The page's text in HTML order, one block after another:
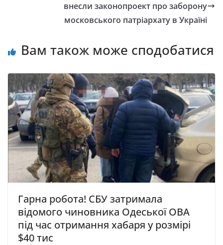
внесли законопроект про заборону
московського патріархату в Україні
Вам також може сподобатися
Гарна робота! СБУ затримала
відомого чиновника Одеської ОВА
під час отримання хабаря у розмірі
$40 тис